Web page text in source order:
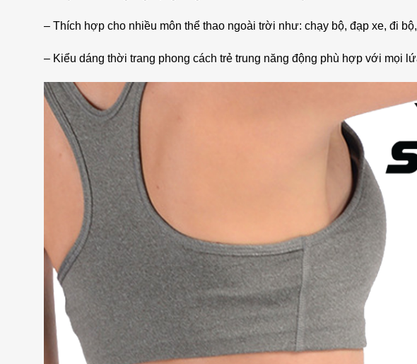
– Thích hợp cho nhiều môn thể thao ngoài trời như: chạy bộ, đạp xe, đi
– Kiểu dáng thời trang phong cách trẻ trung năng động phù hợp với mọi